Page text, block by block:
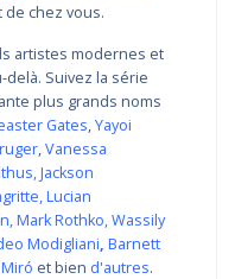
de chez vous.
artistes modernes et
Suivez la série
plus grands noms
Gates,Yayoi
,Vanessa
,Jackson
,Lucian
,Mark Rothko,Wassily
Modigliani, Barnett
et bien d'autres.